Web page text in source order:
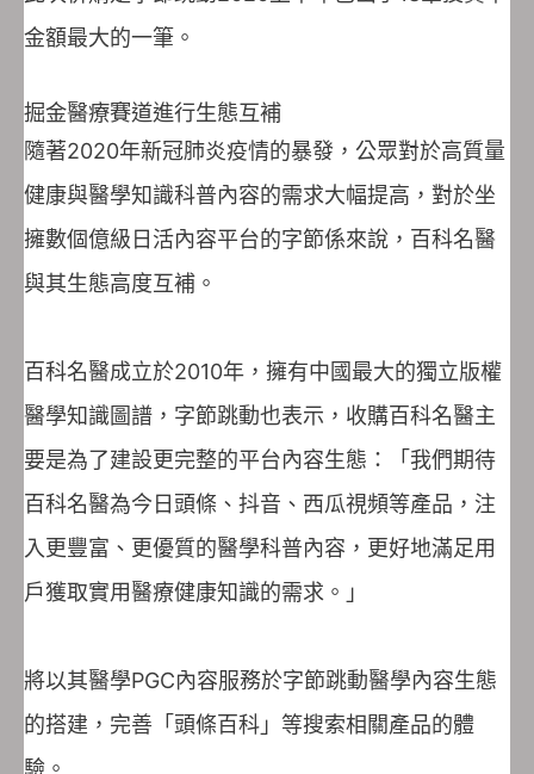
金額最大的一筆。
掘金醫療賽道進行生態互補
隨著2020年新冠肺炎疫情的暴發，公眾對於高質量
健康與醫學知識科普內容的需求大幅提高，對於坐
擁數個億級日活內容平台的字節係來說，百科名醫
與其生態高度互補。
百科名醫成立於2010年，擁有中國最大的獨立版權
醫學知識圖譜，字節跳動也表示，收購百科名醫主
要是為了建設更完整的平台內容生態：「我們期待
百科名醫為今日頭條、抖音、西瓜視頻等產品，注
入更豐富、更優質的醫學科普內容，更好地滿足用
戶獲取實用醫療健康知識的需求。」
將以其醫學PGC內容服務於字節跳動醫學內容生態
的搭建，完善「頭條百科」等搜索相關產品的體
驗。